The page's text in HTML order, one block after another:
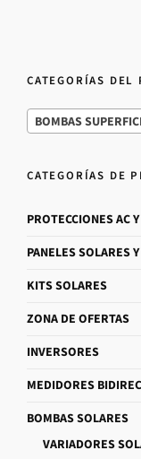
CATEGORÍAS DEL
BOMBAS
CATEGORÍAS DE
PROTECCIONES AC
PANELES SOLARES
KITS SOLARES
ZONA DE OFERTAS
INVERSORES
MEDIDORES
BOMBAS SOLARES
VARIADORES